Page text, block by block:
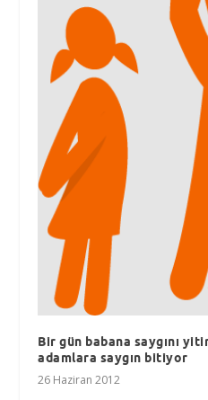
Bir gün babana saygını
adamlara saygın bitiyor
26 Haziran 2012